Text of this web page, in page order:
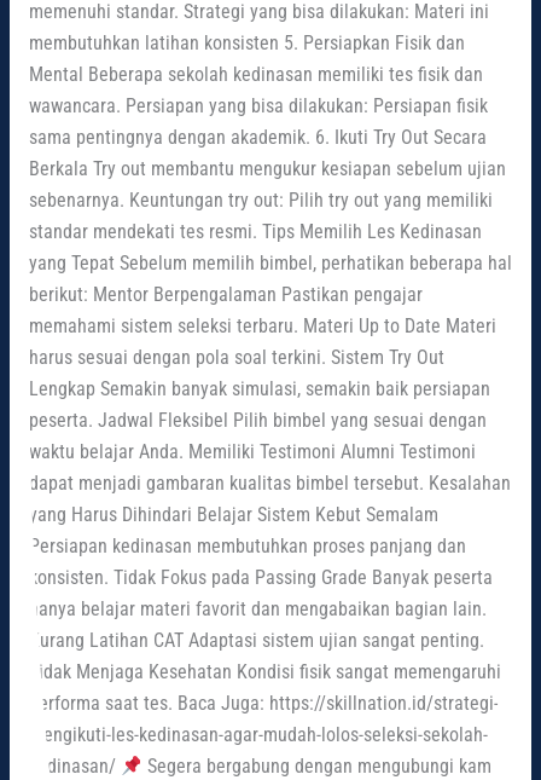
memenuhi standar. Strategi yang bisa dilakukan: Materi ini
membutuhkan latihan konsisten 5. Persiapkan Fisik dan
Mental Beberapa sekolah kedinasan memiliki tes fisik dan
wawancara. Persiapan yang bisa dilakukan: Persiapan fisik
sama pentingnya dengan akademik. 6. Ikuti Try Out Secara
Berkala Try out membantu mengukur kesiapan sebelum ujian
sebenarnya. Keuntungan try out: Pilih try out yang memiliki
standar mendekati tes resmi. Tips Memilih Les Kedinasan
yang Tepat Sebelum memilih bimbel, perhatikan beberapa hal
berikut: Mentor Berpengalaman Pastikan pengajar
memahami sistem seleksi terbaru. Materi Up to Date Materi
harus sesuai dengan pola soal terkini. Sistem Try Out
Lengkap Semakin banyak simulasi, semakin baik persiapan
peserta. Jadwal Fleksibel Pilih bimbel yang sesuai dengan
waktu belajar Anda. Memiliki Testimoni Alumni Testimoni
dapat menjadi gambaran kualitas bimbel tersebut. Kesalahan
yang Harus Dihindari Belajar Sistem Kebut Semalam
Persiapan kedinasan membutuhkan proses panjang dan
konsisten. Tidak Fokus pada Passing Grade Banyak peserta
hanya belajar materi favorit dan mengabaikan bagian lain.
Kurang Latihan CAT Adaptasi sistem ujian sangat penting.
Tidak Menjaga Kesehatan Kondisi fisik sangat memengaruhi
performa saat tes. Baca Juga: https://skillnation.id/strategi-
mengikuti-les-kedinasan-agar-mudah-lolos-seleksi-sekolah-
kedinasan/
Segera bergabung dengan mengubungi kami